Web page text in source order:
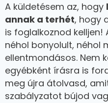
A küldetésem az, hogy
annak a terhét, hogy
is foglalkoznod kelljen!
néhol bonyolult, néhol
ellentmondásos. Nem
egyébként írásra is
meg újra átolvasd,
szabályzatot bújod